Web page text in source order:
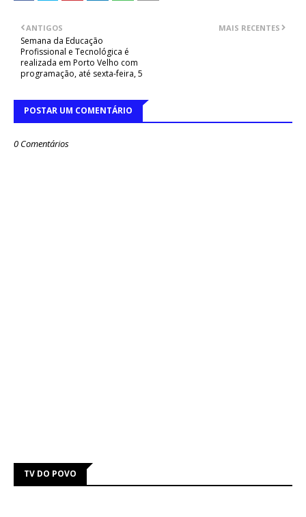
MAIS RECENTES
ANTIGOS
Semana da Educação
Profissional e Tecnológica é
realizada em Porto Velho com
programação, até sexta-feira, 5
POSTAR UM COMENTÁRIO
0 Comentários
TV DO POVO